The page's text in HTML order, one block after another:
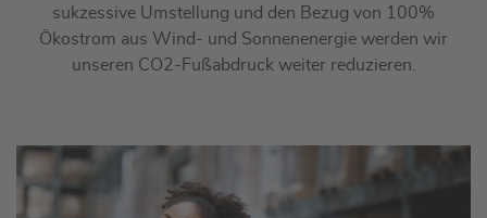
sukzessive Umstellung und den Bezug von 100%
Ökostrom aus Wind- und Sonnenenergie werden wir
unseren CO2-Fußabdruck weiter reduzieren.